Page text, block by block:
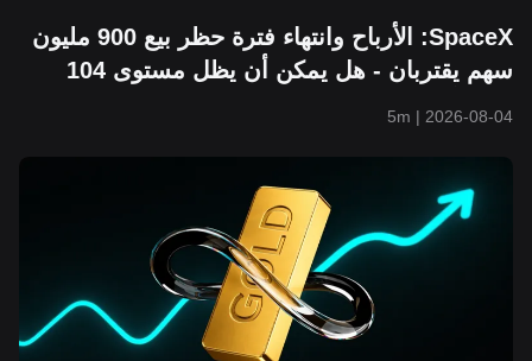
SpaceX: الأرباح وانتهاء فترة حظر بيع 900 مليون
سهم يقتربان - هل يمكن أن يظل مستوى 104
2026-08-04
|
5m